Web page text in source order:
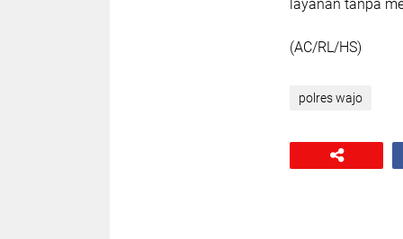
layanan tanpa
(AC/RL/HS)
polres wajo